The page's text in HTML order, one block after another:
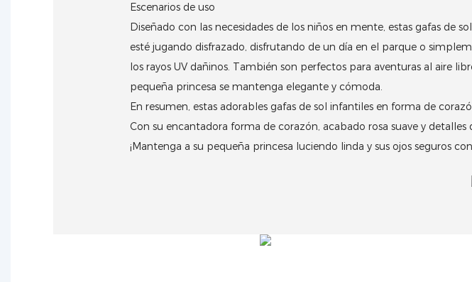
Escenarios de uso
Diseñado con las necesidades de los niños en mente, estas gafas de
esté jugando disfrazado, disfrutando de un día en el parque o
los rayos UV dañinos. También son perfectos para aventuras al aire
pequeña princesa se mantenga elegante y cómoda.
En resumen, estas adorables gafas de sol infantiles en forma de
Con su encantadora forma de corazón, acabado rosa suave y
¡Mantenga a su pequeña princesa luciendo linda y sus ojos seguros